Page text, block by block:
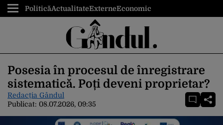
PoliticăActualitateExterneEconomic
Posesia în procesul de înregistrare
sistematică. Poți deveni proprietar?
Redacția Gândul
Publicat: 08.07.2026, 09:35